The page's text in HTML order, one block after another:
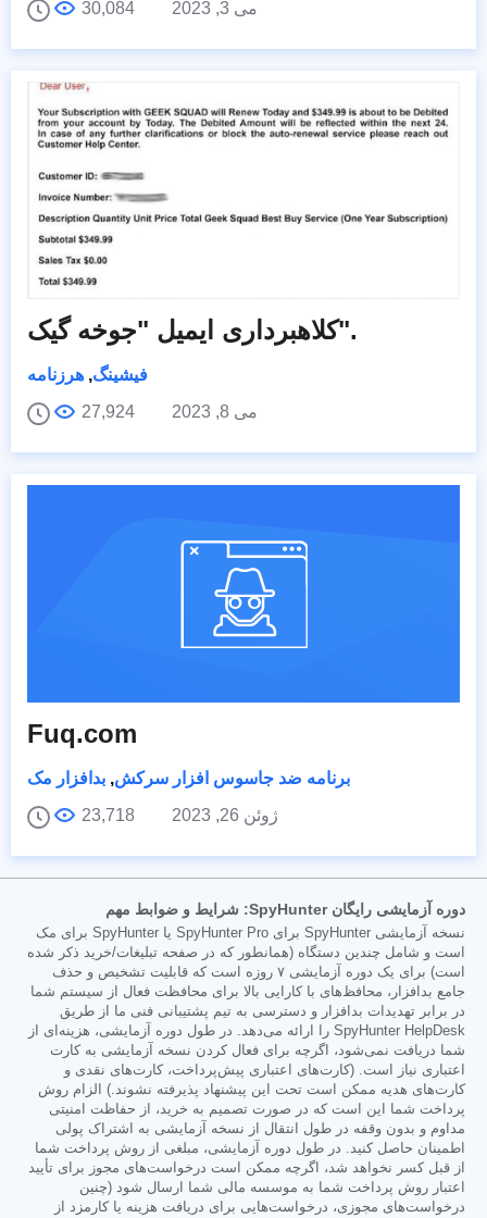
می 3, 2023
30,084
کلاهبرداری ایمیل "جوخه گیک".
فیشینگ, هرزنامه
می 8, 2023
27,924
Fuq.com
برنامه ضد جاسوس افزار سرکش, بدافزار مک
ژوئن 26, 2023
23,718
دوره آزمایشی رایگان SpyHunter: شرایط و ضوابط مهم
نسخه آزمایشی SpyHunter برای SpyHunter Pro یا SpyHunter برای مک
است و شامل چندین دستگاه (همانطور که در صفحه تبلیغات/خرید ذکر شده
است) برای یک دوره آزمایشی ۷ روزه است که قابلیت تشخیص و حذف
جامع بدافزار، محافظ‌های با کارایی بالا برای محافظت فعال از سیستم شما
در برابر تهدیدات بدافزار و دسترسی به تیم پشتیبانی فنی ما از طریق
SpyHunter HelpDesk را ارائه می‌دهد. در طول دوره آزمایشی، هزینه‌ای از
شما دریافت نمی‌شود، اگرچه برای فعال کردن نسخه آزمایشی به کارت
اعتباری نیاز است. (کارت‌های اعتباری پیش‌پرداخت، کارت‌های نقدی و
کارت‌های هدیه ممکن است تحت این پیشنهاد پذیرفته نشوند.) الزام روش
پرداخت شما این است که در صورت تصمیم به خرید، از حفاظت امنیتی
مداوم و بدون وقفه در طول انتقال از نسخه آزمایشی به اشتراک پولی
اطمینان حاصل کنید. در طول دوره آزمایشی، مبلغی از روش پرداخت شما
از قبل کسر نخواهد شد، اگرچه ممکن است درخواست‌های مجوز برای تأیید
اعتبار روش پرداخت شما به موسسه مالی شما ارسال شود (چنین
درخواست‌های مجوزی، درخواست‌هایی برای دریافت هزینه یا کارمزد از